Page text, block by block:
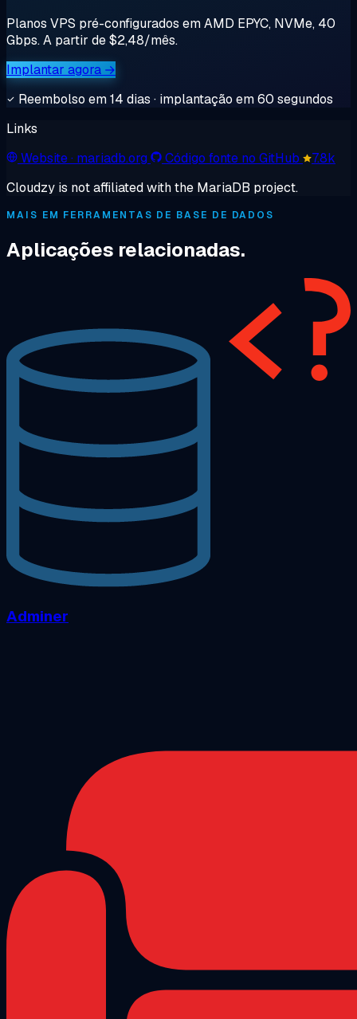
Planos VPS pré-configurados em AMD EPYC, NVMe, 40
Gbps. A partir de $2,48/mês.
Implantar agora →
Reembolso em 14 dias · implantação em 60 segundos
Links
Website· mariadb.org Código fonte no GitHub
7.8k
Cloudzy is not affiliated with the MariaDB project.
MAIS EM FERRAMENTAS DE BASE DE DADOS
Aplicações relacionadas.
Adminer